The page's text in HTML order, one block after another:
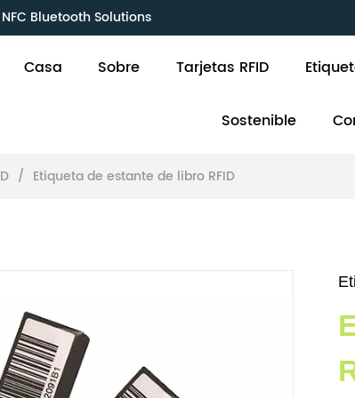
NFC Bluetooth Solutions
Casa Sobre Tarjetas RFID
Sostenible
/ Etiqueta de estante de libro RFID